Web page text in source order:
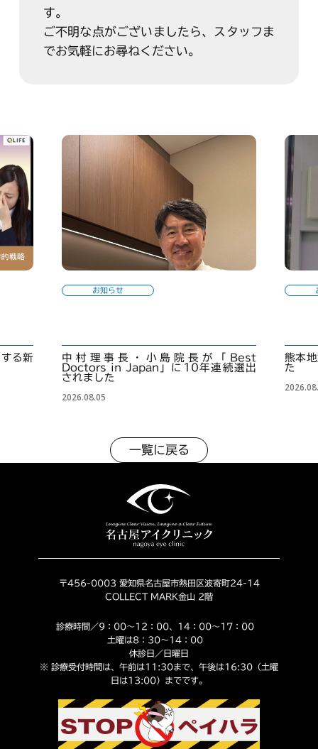
す。
ご不明な点がございましたら、スタッフま
でお気軽にお尋ねください。
る新
お知らせ
中村理事長・小島院長が「Best
Doctors in Japan」に10年連続選出
されました
2026.08.05
熊本
た
一覧に戻る
〒456-0003 愛知県名古屋市熱田区波寄町24-14
COLLECT MARK金山 2階
診療時間／9：00～12：00、14：00～17：00
土曜は8：30～14：00
休診日／日曜日
※ 診療受付時間は、午前は11:30まで、午後は16:30（土曜
日は13:00）までです。